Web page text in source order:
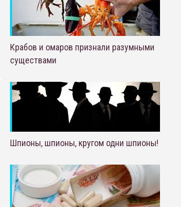
Крабов и омаров признали разумными
существами
Шпионы, шпионы, кругом одни шпионы!